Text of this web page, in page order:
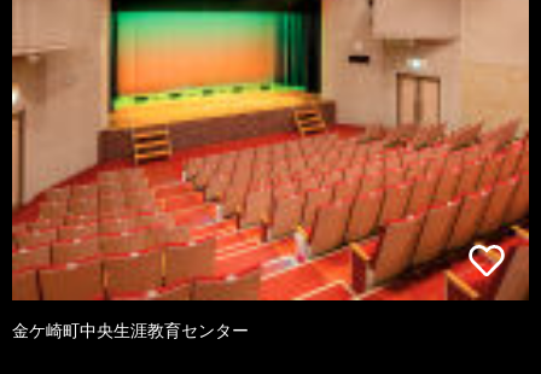
金ケ崎町中央生涯教育センター